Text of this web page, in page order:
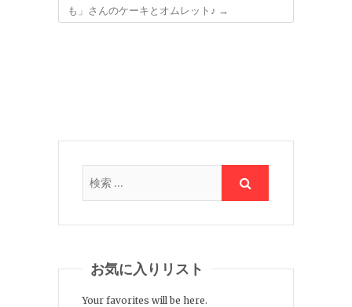
も」さんのケーキとオムレット♪ →
お気に入りリスト
Your favorites will be here.